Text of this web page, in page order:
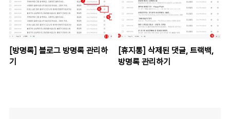
[방명록] 블로그 방명록 관리하
기
[휴지통] 삭제된 댓글, 트랙백,
방명록 관리하기